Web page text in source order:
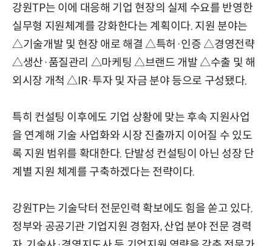
강원TP는 이에 대응해 기업 현장의 실제 수요를 반영한
실무형 지원체계를 강화한다는 계획이다. 지원 분야는
△기술개발 및 현장 애로 해결 △특허·인증 △경영전략
△생산·품질관리 △마케팅 △브랜드 개발 △수출 및 해
외시장 개척 △IR·투자 및 자금 분야 등으로 구성됐다.
특히 컨설팅 이후에도 기업 상황에 맞는 후속 지원사업
을 연계해 기술 사업화와 시장 진출까지 이어질 수 있도
록 지원 범위를 확대한다. 단발성 컨설팅이 아닌 성장 단
계별 지원 체계를 구축하겠다는 전략이다.
강원TP는 기술닥터 전문인력 확보에도 힘을 쏟고 있다.
정부와 공공기관 기업지원 경험자, 산업 분야 전문 경력